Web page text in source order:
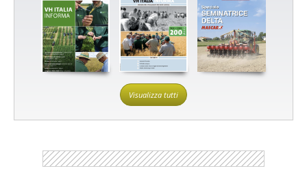
Visualizza tutti